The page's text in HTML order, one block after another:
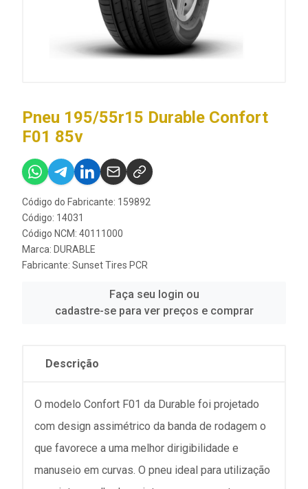
Pneu 195/55r15 Durable Confort
F01 85v
Código do Fabricante: 159892
Código: 14031
Código NCM: 40111000
Marca: DURABLE
Fabricante: Sunset Tires PCR
Faça seu login ou
cadastre-se para ver preços e comprar
Descrição
O modelo Confort F01 da Durable foi projetado
com design assimétrico da banda de rodagem o
que favorece a uma melhor dirigibilidade e
manuseio em curvas. O pneu ideal para utilização